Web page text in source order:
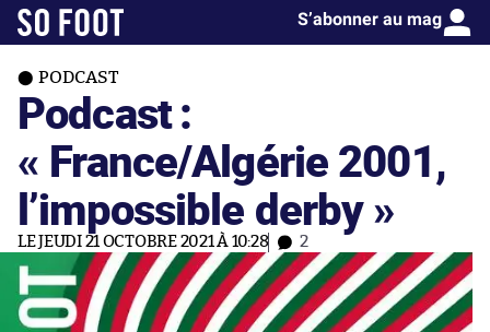
S’abonner au mag
PODCAST
Podcast :
« France/Algérie 2001,
l’impossible derby »
LE JEUDI 21 OCTOBRE 2021 À 10:28 2